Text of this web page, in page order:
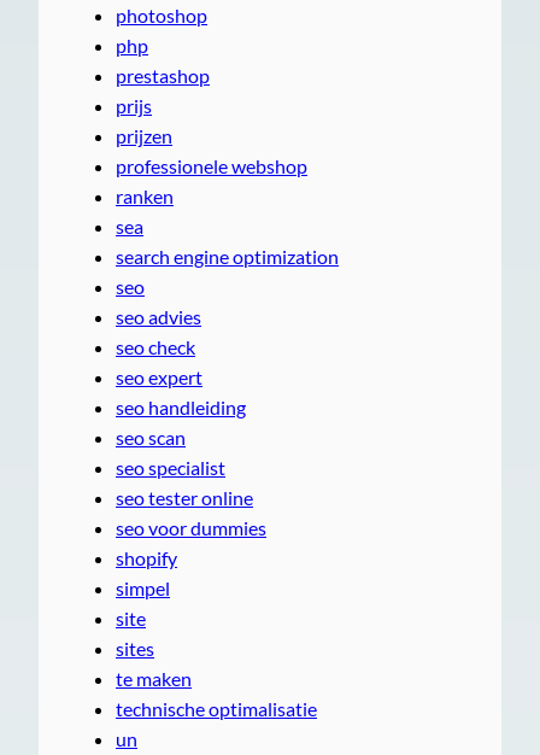
photoshop
php
prestashop
prijs
prijzen
professionele webshop
ranken
sea
search engine optimization
seo
seo advies
seo check
seo expert
seo handleiding
seo scan
seo specialist
seo tester online
seo voor dummies
shopify
simpel
site
sites
te maken
technische optimalisatie
un